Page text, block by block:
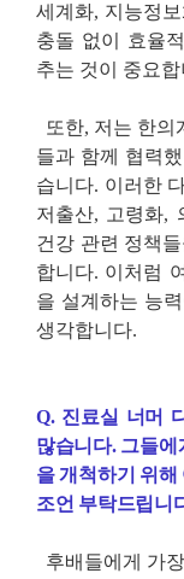
세계화, 지능정
충돌 없이 효율
추는 것이 중요
또한, 저는 한의
들과 함께 협력
습니다. 이러한
저출산, 고령화,
건강 관련 정책
합니다. 이처럼
을 설계하는 능
생각합니다.
Q. 진료실 너머
많습니다. 그들에
을 개척하기 위해
조언 부탁드립니
후배들에게 가